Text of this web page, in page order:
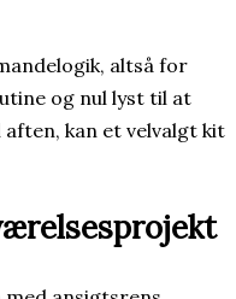
altså for
og nul lyst til at
kan et velvalgt kit